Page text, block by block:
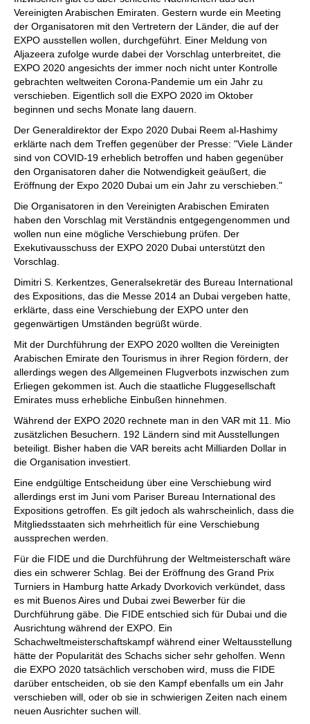
Vereinigten Arabischen Emiraten. Gestern wurde ein Meeting
der Organisatoren mit den Vertretern der Länder, die auf der
EXPO ausstellen wollen, durchgeführt. Einer Meldung von
Aljazeera zufolge wurde dabei der Vorschlag unterbreitet, die
EXPO 2020 angesichts der immer noch nicht unter Kontrolle
gebrachten weltweiten Corona-Pandemie um ein Jahr zu
verschieben. Eigentlich soll die EXPO 2020 im Oktober
beginnen und sechs Monate lang dauern.
Der Generaldirektor der Expo 2020 Dubai Reem al-Hashimy
erklärte nach dem Treffen gegenüber der Presse: "Viele Länder
sind von COVID-19 erheblich betroffen und haben gegenüber
den Organisatoren daher die Notwendigkeit geäußert, die
Eröffnung der Expo 2020 Dubai um ein Jahr zu verschieben."
Die Organisatoren in den Vereinigten Arabischen Emiraten
haben den Vorschlag mit Verständnis entgegengenommen und
wollen nun eine mögliche Verschiebung prüfen. Der
Exekutivausschuss der EXPO 2020 Dubai unterstützt den
Vorschlag.
Dimitri S. Kerkentzes, Generalsekretär des Bureau International
des Expositions, das die Messe 2014 an Dubai vergeben hatte,
erklärte, dass eine Verschiebung der EXPO unter den
gegenwärtigen Umständen begrüßt würde.
Mit der Durchführung der EXPO 2020 wollten die Vereinigten
Arabischen Emirate den Tourismus in ihrer Region fördern, der
allerdings wegen des Allgemeinen Flugverbots inzwischen zum
Erliegen gekommen ist. Auch die staatliche Fluggesellschaft
Emirates muss erhebliche Einbußen hinnehmen.
Während der EXPO 2020 rechnete man in den VAR mit 11. Mio
zusätzlichen Besuchern. 192 Ländern sind mit Ausstellungen
beteiligt. Bisher haben die VAR bereits acht Milliarden Dollar in
die Organisation investiert.
Eine endgültige Entscheidung über eine Verschiebung wird
allerdings erst im Juni vom Pariser Bureau International des
Expositions getroffen. Es gilt jedoch als wahrscheinlich, dass die
Mitgliedsstaaten sich mehrheitlich für eine Verschiebung
aussprechen werden.
Für die FIDE und die Durchführung der Weltmeisterschaft wäre
dies ein schwerer Schlag. Bei der Eröffnung des Grand Prix
Turniers in Hamburg hatte Arkady Dvorkovich verkündet, dass
es mit Buenos Aires und Dubai zwei Bewerber für die
Durchführung gäbe. Die FIDE entschied sich für Dubai und die
Ausrichtung während der EXPO. Ein
Schachweltmeisterschaftskampf während einer Weltausstellung
hätte der Popularität des Schachs sicher sehr geholfen. Wenn
die EXPO 2020 tatsächlich verschoben wird, muss die FIDE
darüber entscheiden, ob sie den Kampf ebenfalls um ein Jahr
verschieben will, oder ob sie in schwierigen Zeiten nach einem
neuen Ausrichter suchen will.